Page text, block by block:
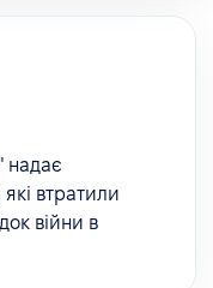
надає
втратили
війни в